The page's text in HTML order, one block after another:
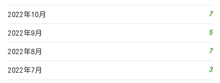
2022年10月 7
2022年9月 5
2022年8月 7
2022年7月 3